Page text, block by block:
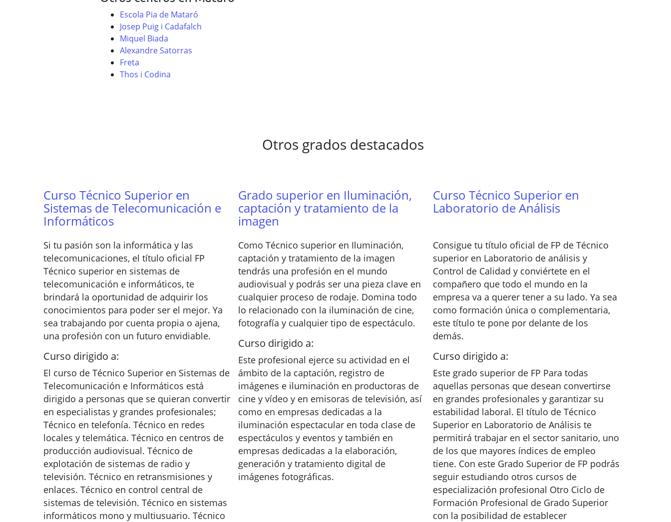
Escola Pia de Mataró
Josep Puig i Cadafalch
Miquel Biada
Alexandre Satorras
Freta
Thos i Codina
Otros grados destacados
Curso Técnico Superior en
Sistemas de Telecomunicación e
Informáticos
Si tu pasión son la informática y las
telecomunicaciones, el título oficial FP
Técnico superior en sistemas de
telecomunicación e informáticos, te
brindará la oportunidad de adquirir los
conocimientos para poder ser el mejor. Ya
sea trabajando por cuenta propia o ajena,
una profesión con un futuro envidiable.
Curso dirigido a:
El curso de Técnico Superior en Sistemas de
Telecomunicación e Informáticos está
dirigido a personas que se quieran convertir
en especialistas y grandes profesionales;
Técnico en telefonía. Técnico en redes
locales y telemática. Técnico en centros de
producción audiovisual. Técnico de
explotación de sistemas de radio y
televisión. Técnico en retransmisiones y
enlaces. Técnico en control central de
sistemas de televisión. Técnico en sistemas
informáticos mono y multiusuario. Técnico
Grado superior en Iluminación,
captación y tratamiento de la
imagen
Como Técnico superior en Iluminación,
captación y tratamiento de la imagen
tendrás una profesión en el mundo
audiovisual y podrás ser una pieza clave en
cualquier proceso de rodaje. Domina todo
lo relacionado con la iluminación de cine,
fotografía y cualquier tipo de espectáculo.
Curso dirigido a:
Este profesional ejerce su actividad en el
ámbito de la captación, registro de
imágenes e iluminación en productoras de
cine y vídeo y en emisoras de televisión, así
como en empresas dedicadas a la
iluminación espectacular en toda clase de
espectáculos y eventos y también en
empresas dedicadas a la elaboración,
generación y tratamiento digital de
imágenes fotográficas.
Curso Técnico Superior en
Laboratorio de Análisis
Consigue tu título oficial de FP de Técnico
superior en Laboratorio de análisis y
Control de Calidad y conviértete en el
compañero que todo el mundo en la
empresa va a querer tener a su lado. Ya sea
como formación única o complementaria,
este título te pone por delante de los
demás.
Curso dirigido a:
Este grado superior de FP Para todas
aquellas personas que desean convertirse
en grandes profesionales y garantizar su
estabilidad laboral. El título de Técnico
Superior en Laboratorio de Análisis te
permitirá trabajar en el sector sanitario, uno
de los que mayores índices de empleo
tiene. Con este Grado Superior de FP podrás
seguir estudiando otros cursos de
especialización profesional Otro Ciclo de
Formación Profesional de Grado Superior
con la posibilidad de establecer